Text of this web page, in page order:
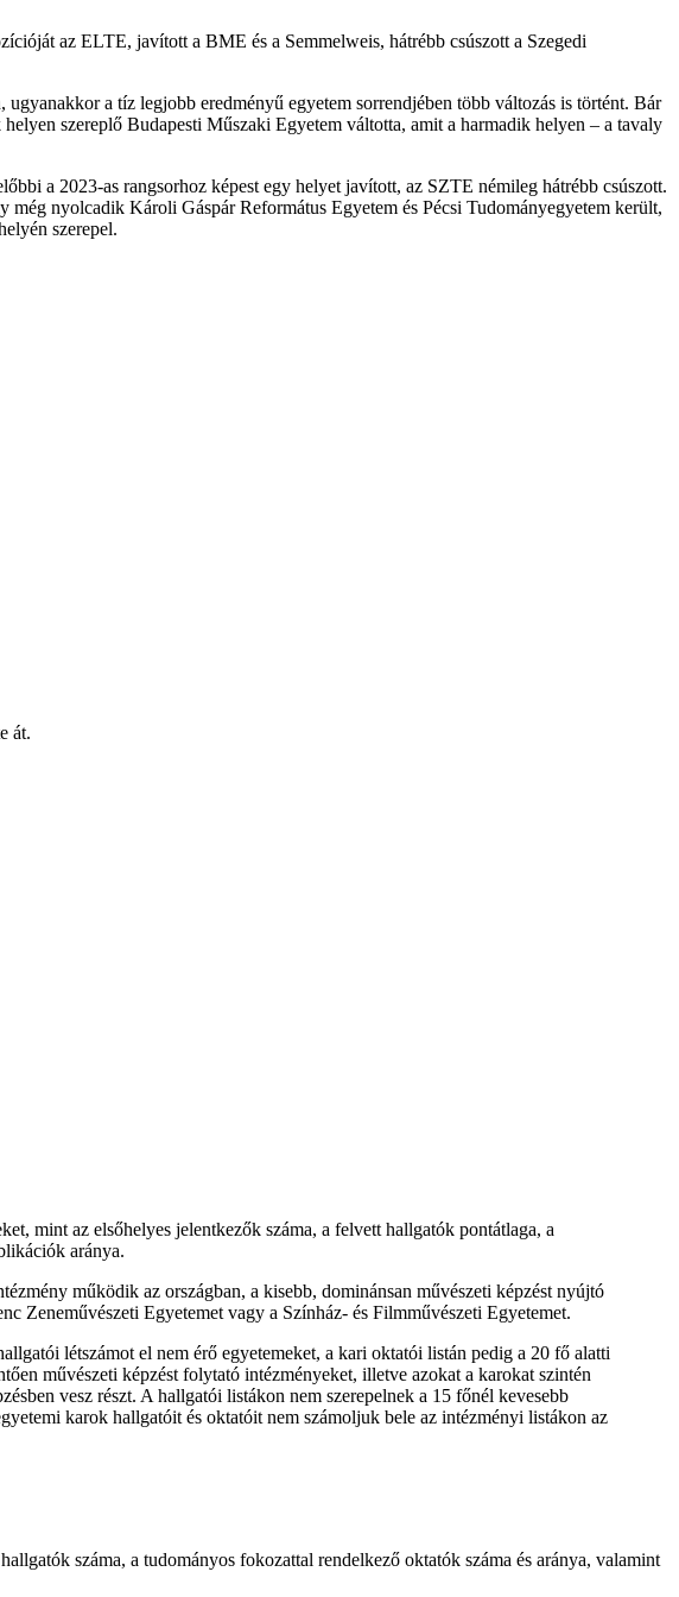
az ELTE, javított a BME és a Semmelweis, hátrébb csúszott a Szegedi
a tíz legjobb eredményű egyetem sorrendjében több változás is történt. Bár
szereplő Budapesti Műszaki Egyetem váltotta, amit a harmadik helyen – a tavaly
a 2023-as rangsorhoz képest egy helyet javított, az SZTE némileg hátrébb csúszott.
nyolcadik Károli Gáspár Református Egyetem és Pécsi Tudományegyetem került,
szerepel.
át.
mint az elsőhelyes jelentkezők száma, a felvett hallgatók pontátlaga, a
aránya.
működik az országban, a kisebb, dominánsan művészeti képzést nyújtó
Zeneművészeti Egyetemet vagy a Színház- és Filmművészeti Egyetemet.
létszámot el nem érő egyetemeket, a kari oktatói listán pedig a 20 fő alatti
művészeti képzést folytató intézményeket, illetve azokat a karokat szintén
vesz részt. A hallgatói listákon nem szerepelnek a 15 főnél kevesebb
karok hallgatóit és oktatóit nem számoljuk bele az intézményi listákon az
száma, a tudományos fokozattal rendelkező oktatók száma és aránya, valamint